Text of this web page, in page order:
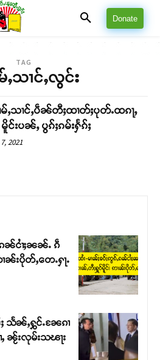
Donate
TAG
ႇသၢင်ႇလွင်း
မ်ႇသၢင်ႇပဵၼ်တီႈထၢတ်ႈပုတ်ႉထၵႃႇ
မိူင်းပၼ်ႇ ပွၵ်ႈၵမ်းႁႅၵ်ႈ
2021
ၵၼ်ငၢႆႈၼၼ်ႉ ၵဵ
းပိုတ်ႇတေႉႁႃႉ
သႅၼ်ႇႁွင်ႉၼႄၵၢ
ၼႂ်းလုမ်းသၽႃး